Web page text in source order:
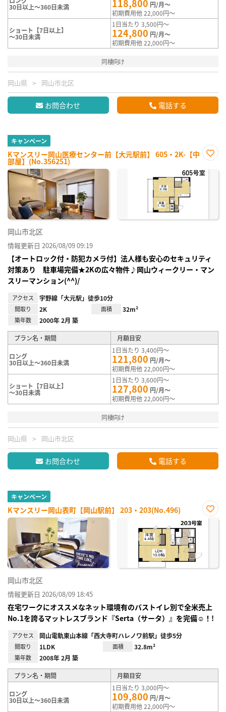
30日以上～360日未満 118,800 円/月～
初期費用他 22,000円～
ショート【7日以上】
～30日未満
1日当たり 3,500円～
124,800 円/月～
初期費用他 22,000円～
同棲向け
岡山県 岡山市北区
お問合わせ 電話する
キャンペーン
Kマンスリー岡山医療センター前【大元駅前】 605・2K-【中
部屋】(No.356251)
に入
り登
岡山市北区
情報更新日 2026/08/09 09:19
【オートロック付・防犯カメラ付】法人様も安心のセキュリティ
対策あり 駐車場完備★2Kの広々物件♪岡山ウィークリー・マン
スリーマンション(^^)/
アクセス 宇野線「大元駅」徒歩10分
間取り 2K 面積 32m²
築年数 2000年 2月 築
プラン名・期間 月額目安
ロング
30日以上～360日未満
1日当たり 3,400円～
121,800 円/月～
初期費用他 22,000円～
ショート【7日以上】
～30日未満
1日当たり 3,600円～
127,800 円/月～
初期費用他 22,000円～
同棲向け
岡山県 岡山市北区
お問合わせ 電話する
キャンペーン
Kマンスリー岡山表町【岡山駅前】 203・203(No.496)
お気
岡山市北区
情報更新日 2026/08/09 18:45
在宅ワークにオススメなネット環境有のバストイレ別で全米売上
No.1を誇るマットレスブランド『Serta（サータ）』を完備☺！!
アクセス 岡山電軌東山本線「西大寺町ハレノワ前駅」徒歩5分
間取り 1LDK 面積 32.8m²
築年数 2008年 2月 築
プラン名・期間 月額目安
ロング
30日以上～360日未満
1日当たり 3,000円～
109,800 円/月～
初期費用他 22,000円～